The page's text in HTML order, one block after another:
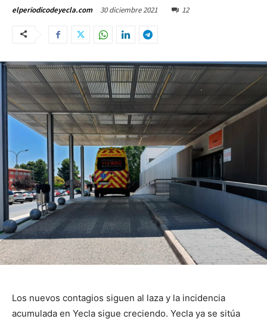
elperiodicodeyecla.com 30 diciembre 2021 12
Los nuevos contagios siguen al laza y la incidencia
acumulada en Yecla sigue creciendo. Yecla ya se sitúa